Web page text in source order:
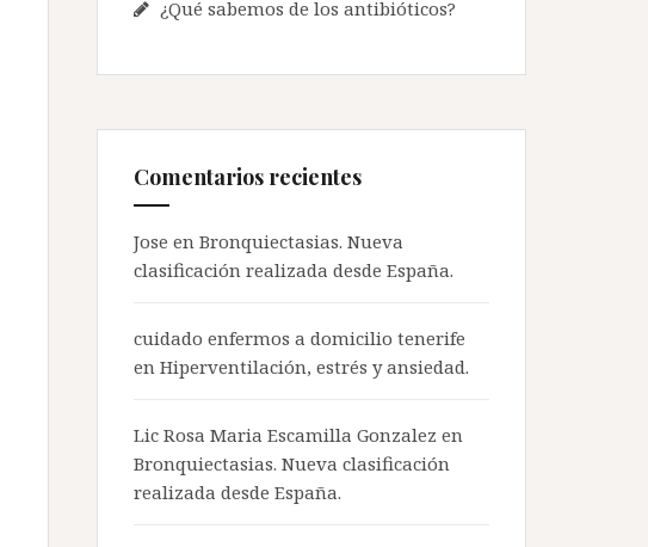
¿Qué sabemos de los antibióticos?
Comentarios recientes
Jose en Bronquiectasias. Nueva
clasificación realizada desde España.
cuidado enfermos a domicilio tenerife
en Hiperventilación, estrés y ansiedad.
Lic Rosa Maria Escamilla Gonzalez en
Bronquiectasias. Nueva clasificación
realizada desde España.